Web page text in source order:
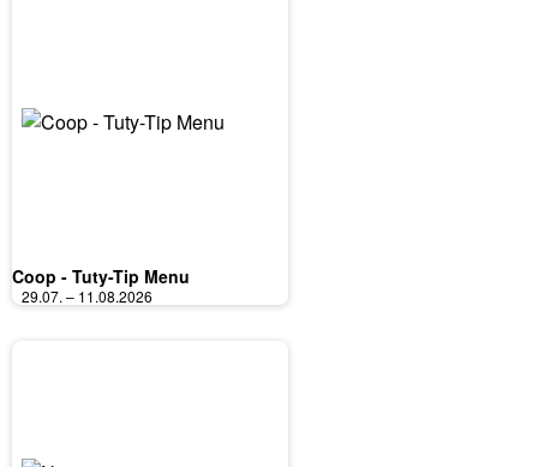
Coop - Tuty-Tip Menu
29.07. – 11.08.2026